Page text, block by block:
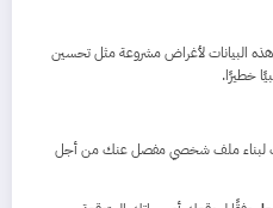
البيانات لأغراض مشروعة مثل تحسين
خطيرًا.
لبناء ملف شخصي مفصل عنك من أجل